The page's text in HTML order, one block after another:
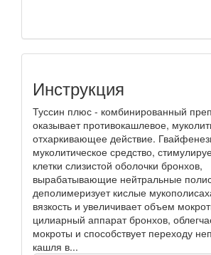
Инструкция
Туссин плюс - комбинированный
оказывает противокашлевое,
отхаркивающее действие.
муколитическое средство,
клетки слизистой оболочки бронхов,
вырабатывающие нейтральные
деполимеризует кислые
вязкость и увеличивает объем
цилиарный аппарат бронхов,
мокроты и способствует переходу
кашля в...